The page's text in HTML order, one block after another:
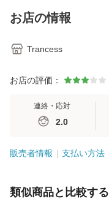
彼岸 ペットブリザ
ー
お店の情報
Trancess
お店の評価：
連絡・応対
2.0
販売者情報 支払い方法
類似商品と比較する